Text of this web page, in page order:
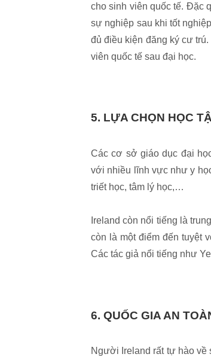
cho sinh viên quốc tế. Đặc
sự nghiệp sau khi tốt
đủ điều kiện đăng ký cư
viên quốc tế sau đại học.
5. LỰA CHỌN HỌC
Các cơ sở giáo dục đại
với nhiều lĩnh vực như y
triết học, tâm lý học,…
Ireland còn nổi tiếng là
còn là một điểm đến tuyệt
Các tác giả nổi tiếng như
6. QUỐC GIA AN
Người Ireland rất tự hào